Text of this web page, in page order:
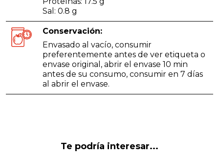
Sal: 0.8 g
Conservación:
Envasado al vacío, consumir
preferentemente antes de ver etiqueta o
envase original, abrir el envase 10 min
antes de su consumo, consumir en 7 días
al abrir el envase.
Te podría interesar...